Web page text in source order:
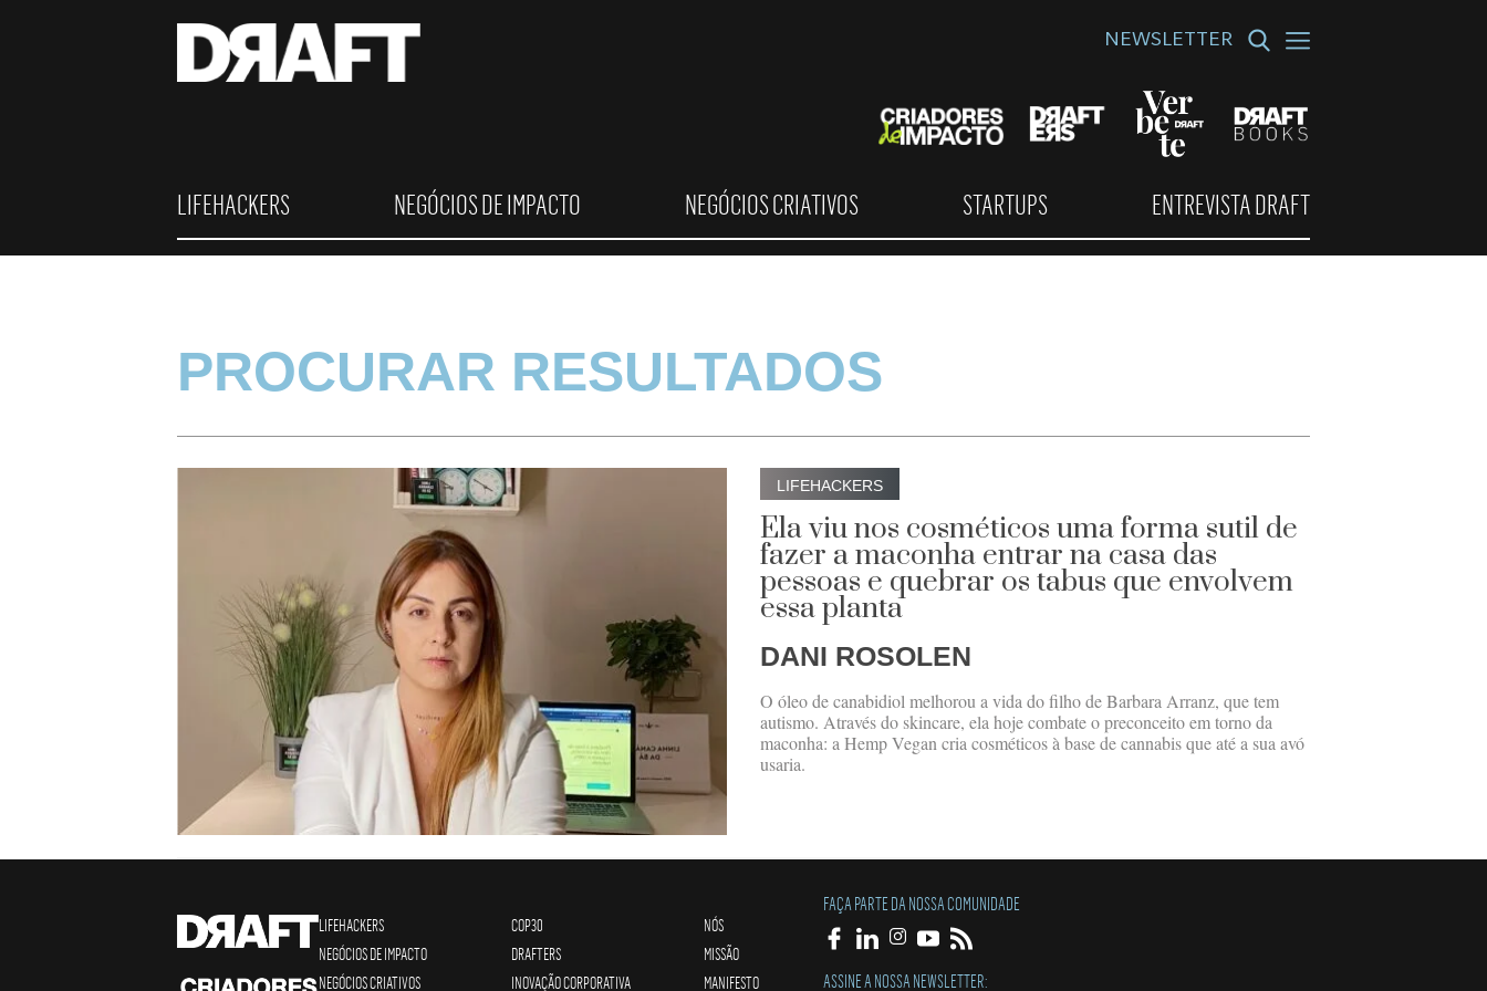
NEWSLETTER
LIFEHACKERS NEGÓCIOS DE IMPACTO NEGÓCIOS CRIATIVOS STARTUPS ENTREVISTA DRAFT
PROCURAR RESULTADOS
LIFEHACKERS
Ela viu nos cosméticos uma forma sutil de
fazer a maconha entrar na casa das
pessoas e quebrar os tabus que envolvem
essa planta
DANI ROSOLEN
O óleo de canabidiol melhorou a vida do filho de Barbara Arranz, que tem
autismo. Através do skincare, ela hoje combate o preconceito em torno da
maconha: a Hemp Vegan cria cosméticos à base de cannabis que até a sua avó
usaria.
LIFEHACKERS
NEGÓCIOS DE IMPACTO
NEGÓCIOS CRIATIVOS
COP30
DRAFTERS
INOVAÇÃO CORPORATIVA
NÓS
MISSÃO
MANIFESTO
FAÇA PARTE DA NOSSA COMUNIDADE
ASSINE A NOSSA NEWSLETTER: